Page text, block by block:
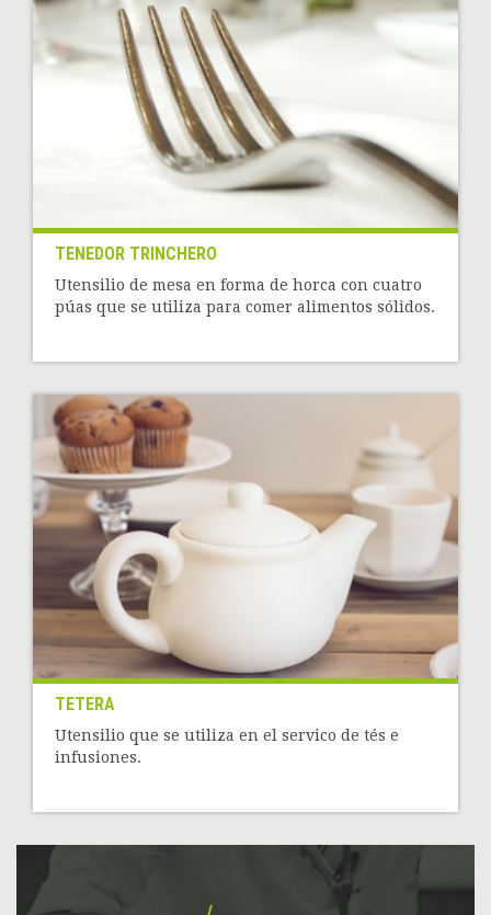
TENEDOR TRINCHERO
Utensilio de mesa en forma de horca con cuatro
púas que se utiliza para comer alimentos sólidos.
TETERA
Utensilio que se utiliza en el servico de tés e
infusiones.